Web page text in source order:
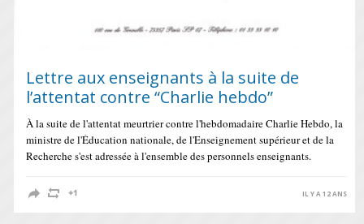
Lettre aux enseignants à la suite de
l’attentat contre “Charlie hebdo”
À la suite de l'attentat meurtrier contre l'hebdomadaire Charlie Hebdo, la
ministre de l'Éducation nationale, de l'Enseignement supérieur et de la
Recherche s'est adressée à l'ensemble des personnels enseignants.
IL Y A 12 ANS